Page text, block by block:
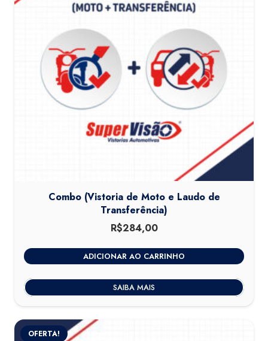
Combo (Vistoria de Moto e Laudo de
Transferência)
R$284,00
ADICIONAR AO CARRINHO
SAIBA MAIS
OFERTA!